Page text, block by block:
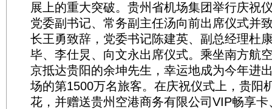
展上的重大突破。贵州省机场集团举行庆祝
党委副书记、常务副主任汤向前出席仪式并
长王勇致辞，党委书记陈建英、副总经理杜
毕、李仕炅、向文永出席仪式。乘坐南方航
京抵达贵阳的余坤先生，幸运地成为今年进
场的第1500万名旅客。在庆祝仪式上，贵阳
花，并赠送贵州空港商务有限公司VIP畅享